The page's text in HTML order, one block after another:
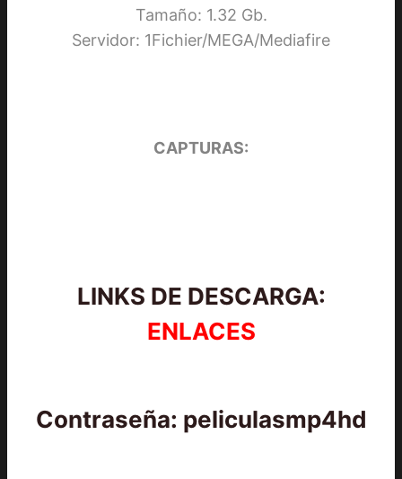
Tamaño: 1.32 Gb.
Servidor: 1Fichier/MEGA/Mediafire
CAPTURAS:
LINKS DE DESCARGA:
ENLACES
Contraseña: peliculasmp4hd